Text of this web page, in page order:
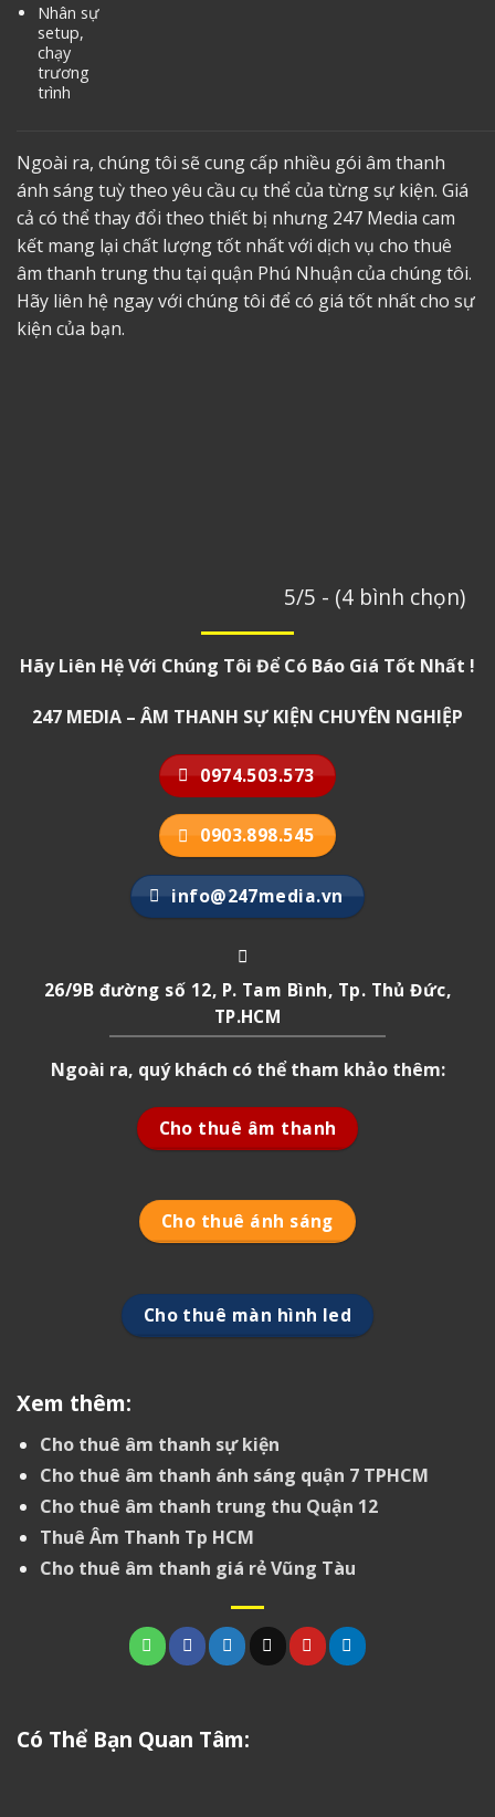
Nhân sự
setup,
chạy
trương
trình
Ngoài ra, chúng tôi sẽ cung cấp nhiều gói âm thanh
ánh sáng tuỳ theo yêu cầu cụ thể của từng sự kiện. Giá
cả có thể thay đổi theo thiết bị nhưng 247 Media cam
kết mang lại chất lượng tốt nhất với dịch vụ cho thuê
âm thanh trung thu tại quận Phú Nhuận của chúng tôi.
Hãy liên hệ ngay với chúng tôi để có giá tốt nhất cho sự
kiện của bạn.
5/5 - (4 bình chọn)
Hãy Liên Hệ Với Chúng Tôi Để Có Báo Giá Tốt Nhất !
247 MEDIA – ÂM THANH SỰ KIỆN CHUYÊN NGHIỆP
0974.503.573
0903.898.545
info@247media.vn
26/9B đường số 12, P. Tam Bình, Tp. Thủ Đức,
TP.HCM
Ngoài ra, quý khách có thể tham khảo thêm:
Cho thuê âm thanh
Cho thuê ánh sáng
Cho thuê màn hình led
Xem thêm:
Cho thuê âm thanh sự kiện
Cho thuê âm thanh ánh sáng quận 7 TPHCM
Cho thuê âm thanh trung thu Quận 12
Thuê Âm Thanh Tp HCM
Cho thuê âm thanh giá rẻ Vũng Tàu
Có Thể Bạn Quan Tâm: